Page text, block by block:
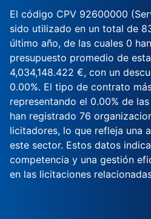
El código CPV 92600000
sido utilizado en un total de
último año, de las cuales 0
presupuesto promedio de
4,034,148.422 €, con un
0.00%. El tipo de contrato
representando el 0.00% de
han registrado 76
licitadores, lo que refleja una
este sector. Estos datos
competencia y una gestión
en las licitaciones